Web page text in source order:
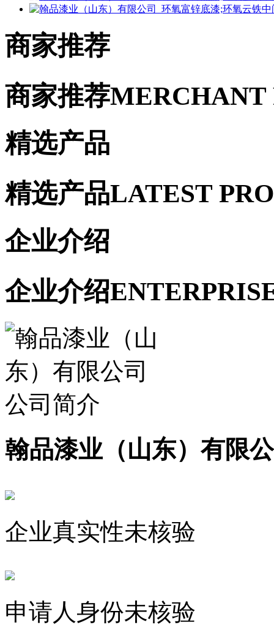
商家推荐
商家推荐
精选产品
精选产品LATEST
企业介绍
企业介绍
翰品漆业（山东）有限
企业真实性未核验
申请人身份未核验